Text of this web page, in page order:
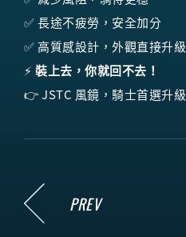
✅ 長途不疲勞，安全加分
✅ 高質感設計，外觀直接升級
⚡ 裝上去，你就回不去！
👉 JSTC 風鏡，騎士首選升級
PREV